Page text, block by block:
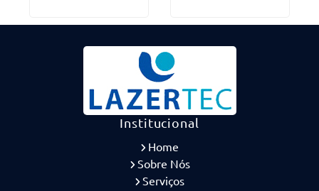
Institucional
Home
Sobre Nós
Serviços